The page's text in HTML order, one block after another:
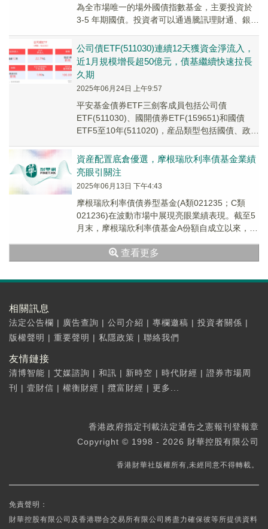
為全市場唯一的場外國債指數基金，主要投資於
3-5 年期國債。投資者可以通過騰訊理財通、銀
公司債ETF(511030)連續12天獲資金淨流入，
近1月規模增長超50億元，債基繼續快速拉長
久期
2025年06月24日 上午9:57
平安基金債券ETF三劍客成員包括公司債
ETF(511030)、國開債券ETF(159651)和國債
ETF5至10年(511020)，産品類型包括國債、政金
資産配置底倉優選，摩根瑞欣利率債基金業績
亮眼引關注
2025年06月13日 下午4:43
摩根瑞欣利率債債券型基金(A類021235；C類
021236)在波動市場中展現亮眼業績表現。截至5
月末，摩根瑞欣利率債基金A份額自成立以來，淨
查看更多
相關訊息
法定公告欄 | 廣告查詢 | 公司介紹 | 專欄邀稿 | 投資者關係 |
版權聲明 | 重要聲明 | 私隱政策 | 聯絡我們
友情鏈接
清博智能 | 艾媒諮詢 | 和訊 | 新時空 | 時代財經 | 證券市場周
刊
| 壹財信 | 權衡財經 | 攬富財經 | 更多...
香港政府指定刊載法定通告之憲報刊登報章
Copyright © 1998 - 2026 財華控股有限公司
香港財華社版權所有,未經同意不得轉載。
免責聲明：
財華控股有限公司及香港聯合交易所有限公司將盡力確保彼等所提供資料